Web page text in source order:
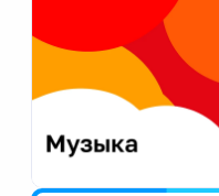
Екатеринбург
Калининград
Калуга